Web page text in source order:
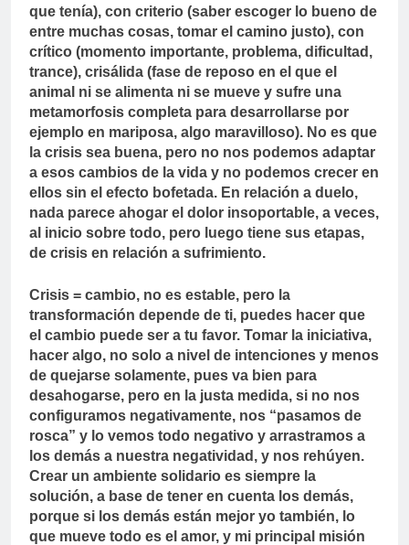
que tenía), con criterio (saber escoger lo bueno de
entre muchas cosas, tomar el camino justo), con
crítico (momento importante, problema, dificultad,
trance), crisálida (fase de reposo en el que el
animal ni se alimenta ni se mueve y sufre una
metamorfosis completa para desarrollarse por
ejemplo en mariposa, algo maravilloso). No es que
la crisis sea buena, pero no nos podemos adaptar
a esos cambios de la vida y no podemos crecer en
ellos sin el efecto bofetada. En relación a duelo,
nada parece ahogar el dolor insoportable, a veces,
al inicio sobre todo, pero luego tiene sus etapas,
de crisis en relación a sufrimiento.
Crisis = cambio, no es estable, pero la
transformación depende de ti, puedes hacer que
el cambio puede ser a tu favor. Tomar la iniciativa,
hacer algo, no solo a nivel de intenciones y menos
de quejarse solamente, pues va bien para
desahogarse, pero en la justa medida, si no nos
configuramos negativamente, nos “pasamos de
rosca” y lo vemos todo negativo y arrastramos a
los demás a nuestra negatividad, y nos rehúyen.
Crear un ambiente solidario es siempre la
solución, a base de tener en cuenta los demás,
porque si los demás están mejor yo también, lo
que mueve todo es el amor, y mi principal misión